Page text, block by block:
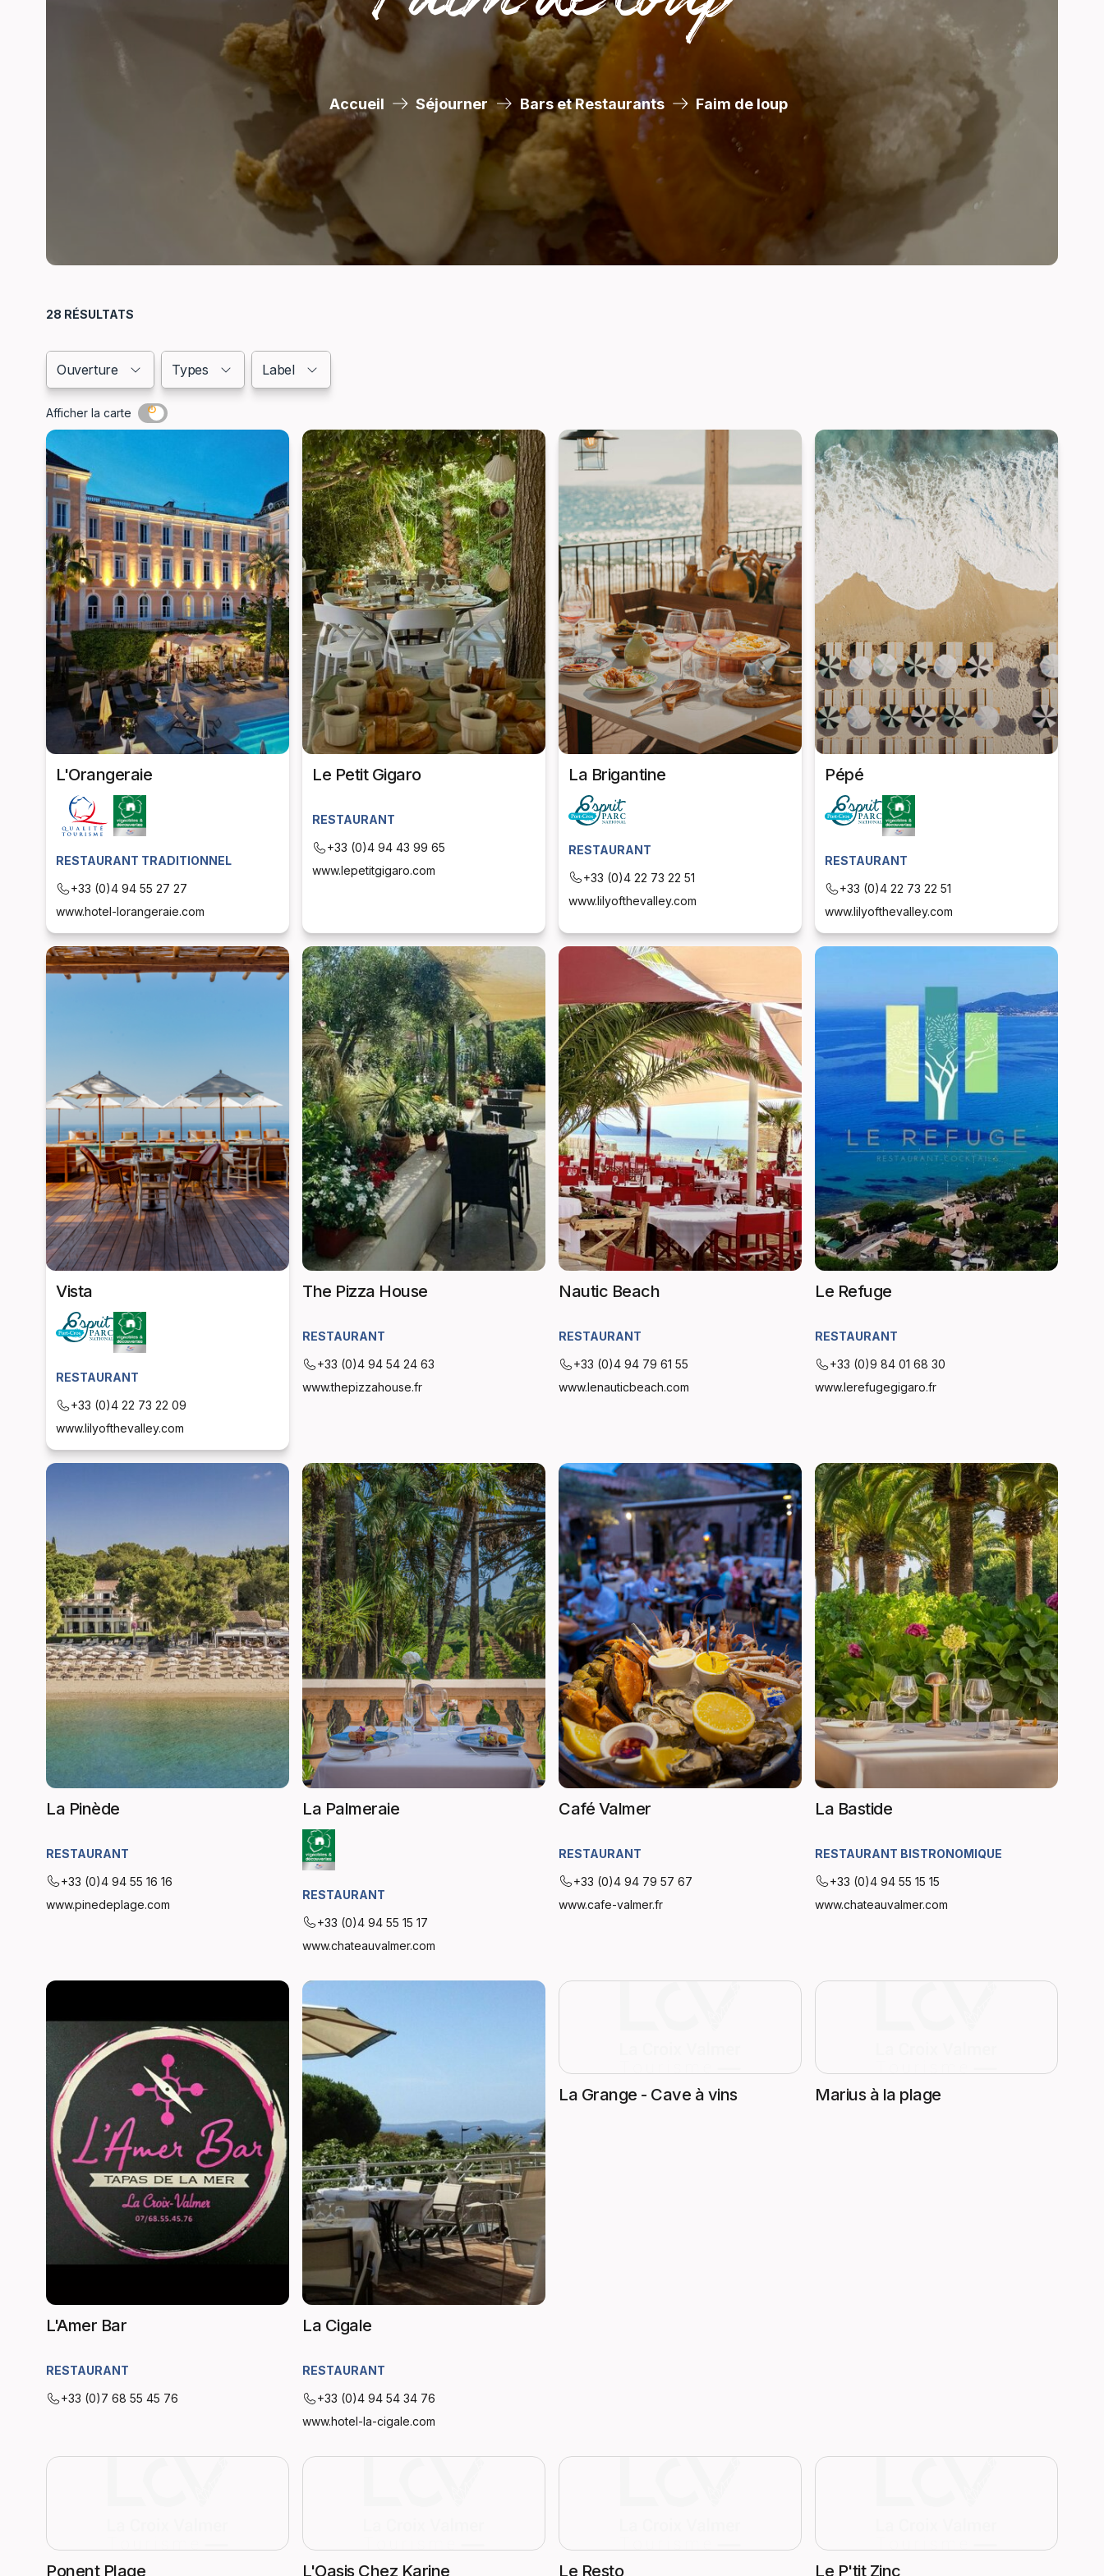
Accueil Séjourner Bars et Restaurants Faim de loup
Filtres
28 RÉSULTATS
Ouverture Types Label
Afficher la carte
Liste de résultats
L'Orangeraie
RESTAURANT TRADITIONNEL
+33 (0)4 94 55 27 27
www.hotel-lorangeraie.com
Le Petit Gigaro
RESTAURANT
+33 (0)4 94 43 99 65
www.lepetitgigaro.com
La Brigantine
RESTAURANT
+33 (0)4 22 73 22 51
www.lilyofthevalley.com
Pépé
RESTAURANT
+33 (0)4 22 73 22 51
www.lilyofthevalley.com
Vista
RESTAURANT
+33 (0)4 22 73 22 09
www.lilyofthevalley.com
The Pizza House
RESTAURANT
+33 (0)4 94 54 24 63
www.thepizzahouse.fr
Nautic Beach
RESTAURANT
+33 (0)4 94 79 61 55
www.lenauticbeach.com
Le Refuge
RESTAURANT
+33 (0)9 84 01 68 30
www.lerefugegigaro.fr
La Pinède
RESTAURANT
+33 (0)4 94 55 16 16
www.pinedeplage.com
La Palmeraie
RESTAURANT
+33 (0)4 94 55 15 17
www.chateauvalmer.com
Café Valmer
RESTAURANT
+33 (0)4 94 79 57 67
www.cafe-valmer.fr
La Bastide
RESTAURANT BISTRONOMIQUE
+33 (0)4 94 55 15 15
www.chateauvalmer.com
L'Amer Bar
RESTAURANT
+33 (0)7 68 55 45 76
La Cigale
RESTAURANT
+33 (0)4 94 54 34 76
www.hotel-la-cigale.com
La Grange - Cave à vins Marius à la plage
Ponent Plage L'Oasis Chez Karine Le Resto Le P'tit Zinc